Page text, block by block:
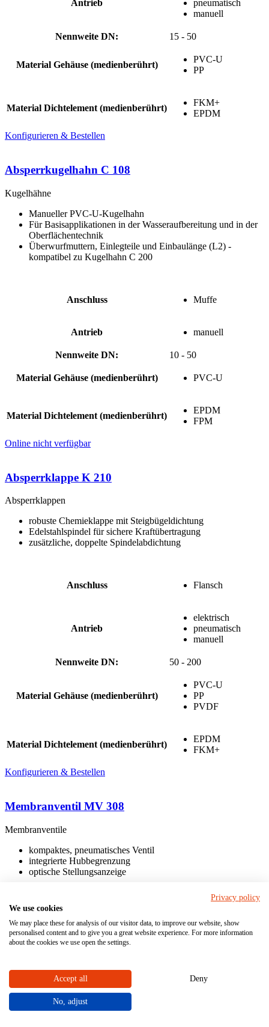
Antrieb
pneumatisch
manuell
Nennweite DN: 15 - 50
Material Gehäuse (medienberührt)
PVC-U
PP
Material Dichtelement (medienberührt)
FKM+
EPDM
Konfigurieren & Bestellen
Absperrkugelhahn C 108
Kugelhähne
Manueller PVC-U-Kugelhahn
Für Basisapplikationen in der Wasseraufbereitung und in der
Oberflächentechnik
Überwurfmuttern, Einlegteile und Einbaulänge (L2) ­
kompatibel zu Kugelhahn C 200
Anschluss Muffe
Antrieb manuell
Nennweite DN: 10 - 50
Material Gehäuse (medienberührt) PVC-U
Material Dichtelement (medienberührt)
EPDM
FPM
Online nicht verfügbar
Absperrklappe K 210
Absperrklappen
robuste Chemieklappe mit Steigbügeldichtung
Edelstahlspindel für sichere Kraftübertragung
zusätzliche, doppelte Spindelabdichtung
Anschluss Flansch
Antrieb
elektrisch
pneumatisch
manuell
Nennweite DN: 50 - 200
Material Gehäuse (medienberührt)
PVC-U
PP
PVDF
Material Dichtelement (medienberührt)
EPDM
FKM+
Konfigurieren & Bestellen
Membranventil MV 308
Membranventile
kompaktes, pneumatisches Ventil
integrierte Hubbegrenzung
optische Stellungsanzeige
Anschluss
Stutzen
Nennweite DN: 12 - 15
Material Gehäuse (medienberührt)
Privacy policy
We use cookies
We may place these for analysis of our visitor data, to improve our website, show
personalised content and to give you a great website experience. For more information
about the cookies we use open the settings.
Accept all Deny
No, adjust